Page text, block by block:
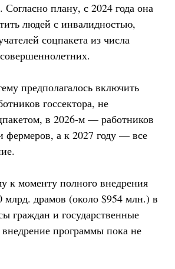
Согласно плану, с 2024 года она
людей с инвалидностью,
соцпакета из числа
предполагалось включить
госсектора, не
в 2026-м — работников
фермеров, а к 2027 году — все
к моменту полного внедрения
млрд. драмов (около $954 млн.) в
граждан и государственные
программы пока не